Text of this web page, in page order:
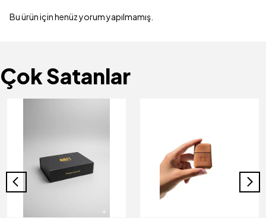
Bu ürün için henüz yorum yapılmamış.
Çok Satanlar